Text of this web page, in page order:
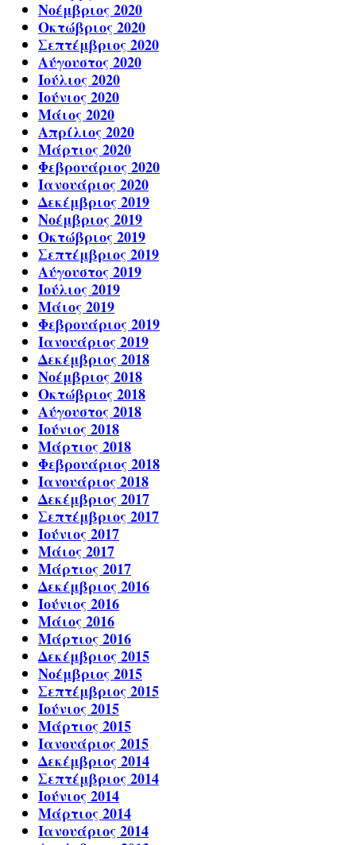
Νοέμβριος 2020
Οκτώβριος 2020
Σεπτέμβριος 2020
Αύγουστος 2020
Ιούλιος 2020
Ιούνιος 2020
Μάιος 2020
Απρίλιος 2020
Μάρτιος 2020
Φεβρουάριος 2020
Ιανουάριος 2020
Δεκέμβριος 2019
Νοέμβριος 2019
Οκτώβριος 2019
Σεπτέμβριος 2019
Αύγουστος 2019
Ιούλιος 2019
Μάιος 2019
Φεβρουάριος 2019
Ιανουάριος 2019
Δεκέμβριος 2018
Νοέμβριος 2018
Οκτώβριος 2018
Αύγουστος 2018
Ιούνιος 2018
Μάρτιος 2018
Φεβρουάριος 2018
Ιανουάριος 2018
Δεκέμβριος 2017
Σεπτέμβριος 2017
Ιούνιος 2017
Μάιος 2017
Μάρτιος 2017
Δεκέμβριος 2016
Ιούνιος 2016
Μάιος 2016
Μάρτιος 2016
Δεκέμβριος 2015
Νοέμβριος 2015
Σεπτέμβριος 2015
Ιούνιος 2015
Μάρτιος 2015
Ιανουάριος 2015
Δεκέμβριος 2014
Σεπτέμβριος 2014
Ιούνιος 2014
Μάρτιος 2014
Ιανουάριος 2014